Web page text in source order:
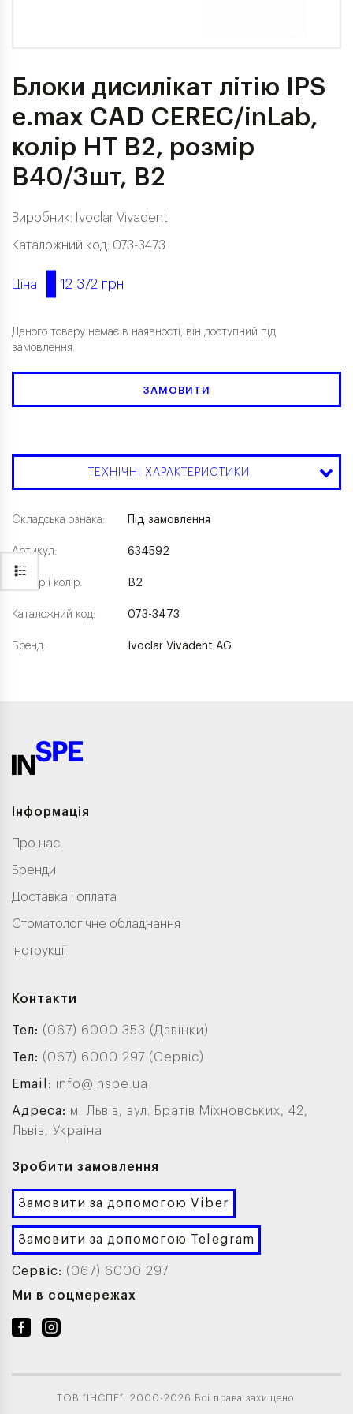
Блоки дисилікат літію IPS
e.max CAD CEREC/inLab,
колір HT B2, розмір
B40/3шт, B2
Виробник: Ivoclar Vivadent
Каталожний код: 073-3473
Ціна 12 372 грн
Даного товару немає в наявності, він доступний під
замовлення.
ЗАМОВИТИ
ТЕХНІЧНІ ХАРАКТЕРИСТИКИ
Складська ознака:
Артикул:
Розмір і колір:
Каталожний код:
Бренд:
Під замовлення
634592
B2
073-3473
Ivoclar Vivadent AG
Інформація
Про нас
Бренди
Доставка і оплата
Стоматологічне обладнання
Інструкції
Контакти
Тел: (067) 6000 353 (Дзвінки)
Тел: (067) 6000 297 (Сервіс)
Email: info@inspe.ua
Адреса: м. Львів, вул. Братів Міхновських, 42,
Львів, Україна
Зробити замовлення
Замовити за допомогою Viber
Замовити за допомогою Telegram
Сервіс: (067) 6000 297
Ми в соцмережах
ТОВ “ІНСПЕ”. 2000-2026 Всі права захищено.